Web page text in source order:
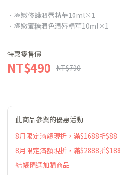
．極嫩修護潤唇精華10ml×1
．極嫩蜜糖潤色潤唇精華10ml×1
特惠零售價
NT$490 NT$700
此商品參與的優惠活動
8月限定滿額現折，滿$1688折$88
8月限定滿額現折，滿$2888折$188
結帳精選加購商品